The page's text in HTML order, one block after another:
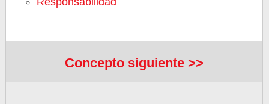
Concepto siguiente >>